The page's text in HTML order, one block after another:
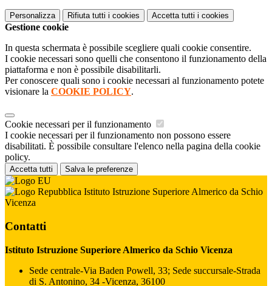
Personalizza Rifiuta tutti i cookies Accetta tutti i cookies
Gestione cookie
In questa schermata è possibile scegliere quali cookie consentire.
I cookie necessari sono quelli che consentono il funzionamento della
piattaforma e non è possibile disabilitarli.
Per conoscere quali sono i cookie necessari al funzionamento potete
visionare la COOKIE POLICY.
Cookie necessari per il funzionamento
I cookie necessari per il funzionamento non possono essere
disabilitati. È possibile consultare l'elenco nella pagina della cookie
policy.
Accetta tutti Salva le preferenze
Istituto Istruzione Superiore Almerico da Schio
Vicenza
Contatti
Istituto Istruzione Superiore Almerico da Schio Vicenza
Sede centrale-Via Baden Powell, 33; Sede succursale-Strada
di S. Antonino, 34 -Vicenza, 36100